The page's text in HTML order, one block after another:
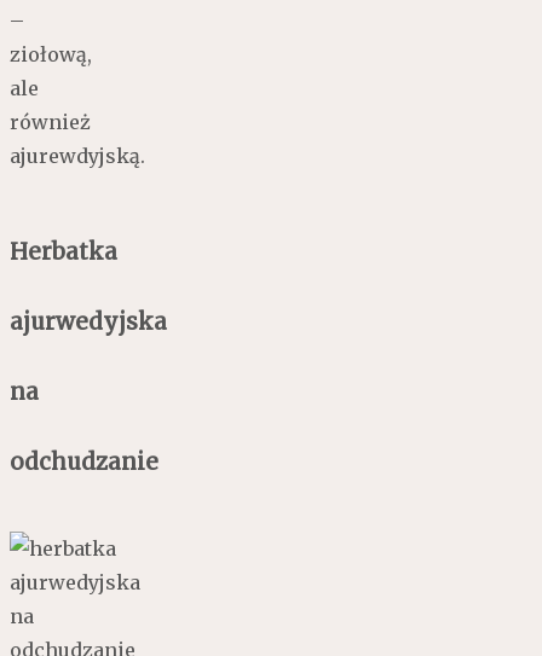
–
ziołową,
ale
również
ajurewdyjską.
Herbatka
ajurwedyjska
na
odchudzanie